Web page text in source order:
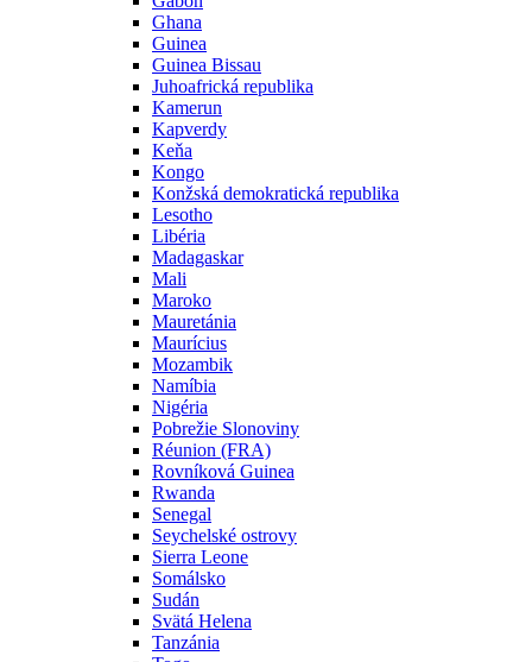
Ghana
Guinea
Guinea Bissau
Juhoafrická republika
Kamerun
Kapverdy
Keňa
Kongo
Konžská demokratická republika
Lesotho
Libéria
Madagaskar
Mali
Maroko
Mauretánia
Maurícius
Mozambik
Namíbia
Nigéria
Pobrežie Slonoviny
Réunion (FRA)
Rovníková Guinea
Rwanda
Senegal
Seychelské ostrovy
Sierra Leone
Somálsko
Sudán
Svätá Helena
Tanzánia